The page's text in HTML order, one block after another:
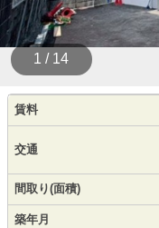
1 / 14
賃料
交通
間取り(面積)
築年月